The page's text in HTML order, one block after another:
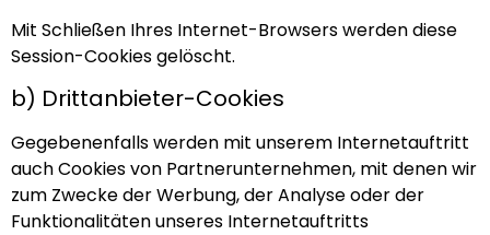
Mit Schließen Ihres Internet-Browsers werden diese
Session-Cookies gelöscht.
b) Drittanbieter-Cookies
Gegebenenfalls werden mit unserem Internetauftritt
auch Cookies von Partnerunternehmen, mit denen wir
zum Zwecke der Werbung, der Analyse oder der
Funktionalitäten unseres Internetauftritts